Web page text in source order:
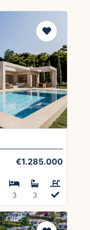
€1.285.000
3 3